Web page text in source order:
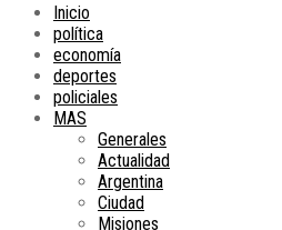
Inicio
política
economía
deportes
policiales
MAS
Generales
Actualidad
Argentina
Ciudad
Misiones